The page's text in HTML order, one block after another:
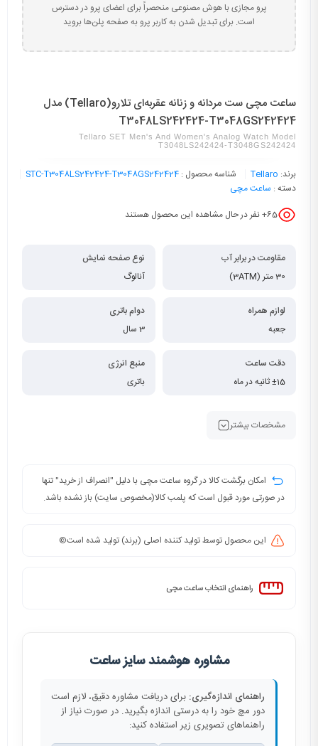
پرو مجازی با هوش مصنوعی منحصراً برای اعضای پرو در دسترس
است. برای تبدیل شدن به کاربر پرو به صفحه پلن‌ها بروید
ساعت مچی ست مردانه و زنانه عقربه‌ای تلارو(Tellaro) مدل
T3048LS242424-T3048GS242424
Tellaro SET Men's And Women's Analog Watch Model
T3048LS242424-T3048GS242424
برند: Tellaro شناسه محصول : STC-T3048LS242424-T3048GS242424
دسته : ساعت مچی
65+ نفر در حال مشاهده این محصول هستند
مقاومت در برابر آب
30 متر (3ATM)
نوع صفحه نمایش
آنالوگ
لوازم همراه
جعبه
دوام باتری
3 سال
دقت ساعت
±15 ثانیه در ماه
منبع انرژی
باتری
مشخصات بیشتر
امکان برگشت کالا در گروه ساعت مچی با دلیل "انصراف از خرید" تنها
در صورتی مورد قبول است که پلمب کالا(مخصوص سایت) باز نشده باشد.
این محصول توسط تولید کننده اصلی (برند) تولید شده است©️
راهنمای انتخاب ساعت مچی
مشاوره هوشمند سایز ساعت
راهنمای اندازه‌گیری: برای دریافت مشاوره دقیق، لازم است
دور مچ خود را به درستی اندازه بگیرید. در صورت نیاز از
راهنماهای تصویری زیر استفاده کنید: